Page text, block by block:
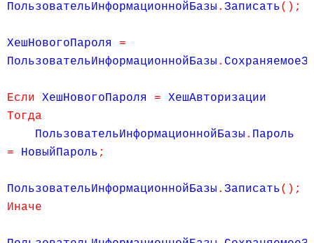
ПользовательИнформационнойБазы . Записать();
ХешНовогоПароля =
ПользовательИнформационнойБазы .
Если ХешНовогоПароля = ХешАвторизации
Тогда
ПользовательИнформационнойБазы . Пароль
= НовыйПароль ;
ПользовательИнформационнойБазы . Записать();
Иначе